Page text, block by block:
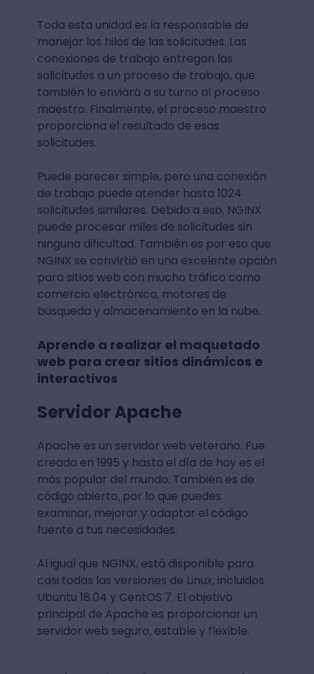
Toda esta unidad es la responsable de
manejar los hilos de las solicitudes. Las
conexiones de trabajo entregan las
solicitudes a un proceso de trabajo, que
también lo enviará a su turno al proceso
maestro. Finalmente, el proceso maestro
proporciona el resultado de esas
solicitudes.
Puede parecer simple, pero una conexión
de trabajo puede atender hasta 1024
solicitudes similares. Debido a eso, NGINX
puede procesar miles de solicitudes sin
ninguna dificultad. También es por eso que
NGINX se convirtió en una excelente opción
para sitios web con mucho tráfico como
comercio electrónico, motores de
búsqueda y almacenamiento en la nube.
Aprende a realizar el maquetado
web para crear sitios dinámicos e
interactivos
Servidor Apache
Apache es un servidor web veterano. Fue
creado en 1995 y hasta el día de hoy es el
más popular del mundo. También es de
código abierto, por lo que puedes
examinar, mejorar y adaptar el código
fuente a tus necesidades.
Al igual que NGINX, está disponible para
casi todas las versiones de Linux, incluidos
Ubuntu 18.04 y CentOS 7. El objetivo
principal de Apache es proporcionar un
servidor web seguro, estable y flexible.